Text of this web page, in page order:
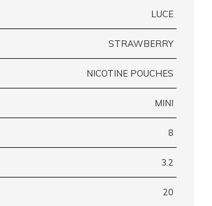
LUCE
STRAWBERRY
NICOTINE POUCHES
MINI
8
3.2
20